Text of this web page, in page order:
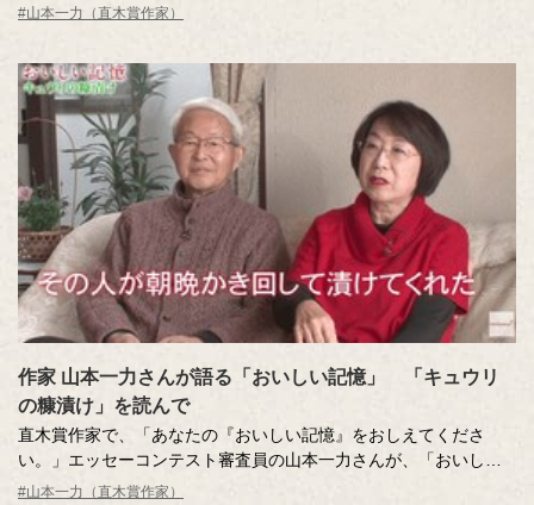
記憶」やエッセーの読みどころを語ってくださいました。
ンテスト受賞作品。
#山本一力（直木賞作家）
作家 山本一力さんが語る「おいしい記憶」 「キュウリ
の糠漬け」を読んで
直木賞作家で、「あなたの『おいしい記憶』をおしえてくださ
い。」エッセーコンテスト審査員の山本一力さんが、「おいしい
記憶」やエッセーの読みどころを語ってくださいました。
#山本一力（直木賞作家）